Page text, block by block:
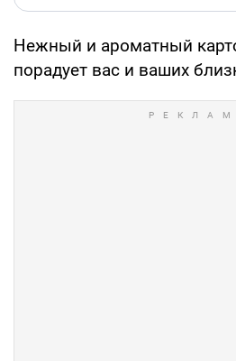
Нежный и ароматный
порадует вас и ваших